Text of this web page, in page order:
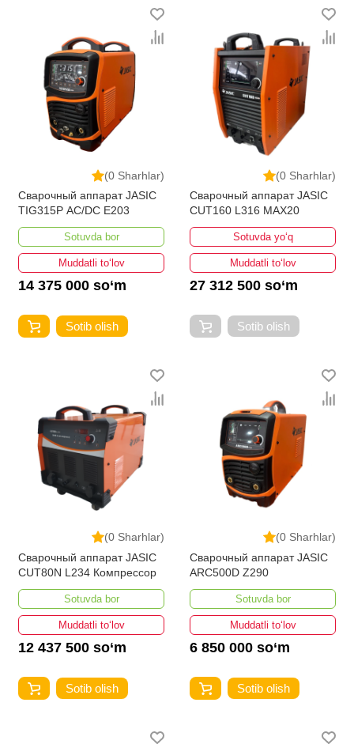
(0 Sharhlar)
Сварочный аппарат JASIC
TIG315P AC/DC E203
Sotuvda bor
Muddatli to‘lov
14 375 000 so‘m
Sotib olish
(0 Sharhlar)
Сварочный аппарат JASIC
CUT160 L316 MAX20
Sotuvda yo‘q
Muddatli to‘lov
27 312 500 so‘m
Sotib olish
(0 Sharhlar)
Сварочный аппарат JASIC
CUT80N L234 Компрессор
Sotuvda bor
Muddatli to‘lov
12 437 500 so‘m
Sotib olish
(0 Sharhlar)
Сварочный аппарат JASIC
ARC500D Z290
Sotuvda bor
Muddatli to‘lov
6 850 000 so‘m
Sotib olish